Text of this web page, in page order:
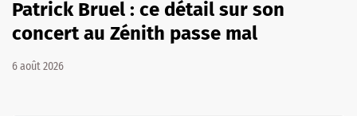
Patrick Bruel : ce détail sur son
concert au Zénith passe mal
6 août 2026